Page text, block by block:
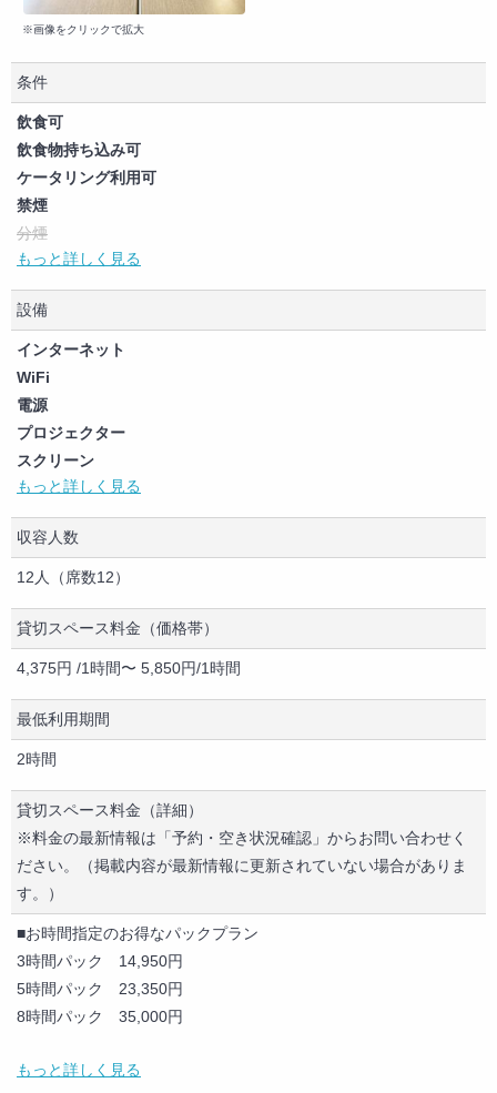
※画像をクリックで拡大
条件
飲食可
飲食物持ち込み可
ケータリング利用可
禁煙
分煙
喫煙可（制限なし）
ペット可
商用利用可
撮影可
大音量イベント可
もっと詳しく見る
設備
インターネット
WiFi
電源
プロジェクター
スクリーン
ホワイトボード
パソコン
コピー機
テレビ
テレビ・モニター（HDMI端子あり）
DVDプレーヤー
CDプレーヤー
テーブル
椅子
キッチン
冷蔵庫
電子レンジ
食器
全身鏡
展示設備（棚・ラック等）
撮影機材
音響設備
マイク
エレベーター
もっと詳しく見る
収容人数
12人（席数12）
貸切スペース料金（価格帯）
4,375円 /1時間〜 5,850円/1時間
最低利用期間
2時間
貸切スペース料金（詳細）
※料金の最新情報は「予約・空き状況確認」からお問い合わせく
ださい。（掲載内容が最新情報に更新されていない場合がありま
す。）
■お時間指定のお得なパックプラン
3時間パック 14,950円
5時間パック 23,350円
8時間パック 35,000円
■利用時間を自由に選択出来るフリープラン
もっと詳しく見る